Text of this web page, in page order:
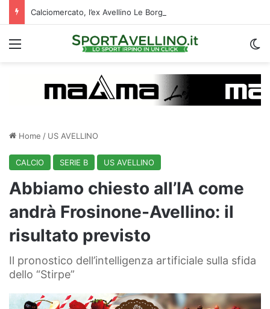
Menu
Home / US AVELLINO
CALCIO SERIE B US AVELLINO
Abbiamo chiesto all’IA come
andrà Frosinone-Avellino: il
risultato previsto
Il pronostico dell’intelligenza artificiale sulla sfida
dello “Stirpe”